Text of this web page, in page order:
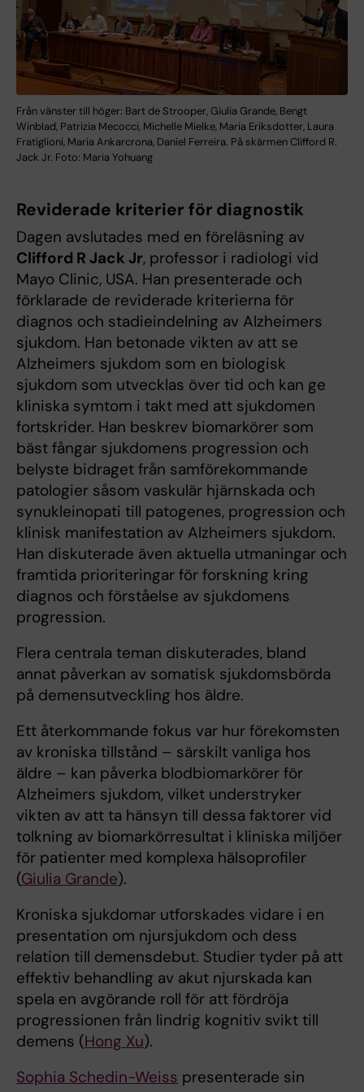
Från vänster till höger: Bart de Strooper, Giulia Grande, Bengt
Winblad, Patrizia Mecocci, Michelle Mielke, Maria Eriksdotter, Laura
Fratiglioni, Maria Ankarcrona, Daniel Ferreira. På skärmen Clifford R.
Jack Jr. Foto: Maria Yohuang
Reviderade kriterier för diagnostik
Dagen avslutades med en föreläsning av
Clifford R Jack Jr, professor i radiologi vid
Mayo Clinic, USA. Han presenterade och
förklarade de reviderade kriterierna för
diagnos och stadieindelning av Alzheimers
sjukdom. Han betonade vikten av att se
Alzheimers sjukdom som en biologisk
sjukdom som utvecklas över tid och kan ge
kliniska symtom i takt med att sjukdomen
fortskrider. Han beskrev biomarkörer som
bäst fångar sjukdomens progression och
belyste bidraget från samförekommande
patologier såsom vaskulär hjärnskada och
synukleinopati till patogenes, progression och
klinisk manifestation av Alzheimers sjukdom.
Han diskuterade även aktuella utmaningar och
framtida prioriteringar för forskning kring
diagnos och förståelse av sjukdomens
progression.
Flera centrala teman diskuterades, bland
annat påverkan av somatisk sjukdomsbörda
på demensutveckling hos äldre.
Ett återkommande fokus var hur förekomsten
av kroniska tillstånd – särskilt vanliga hos
äldre – kan påverka blodbiomarkörer för
Alzheimers sjukdom, vilket understryker
vikten av att ta hänsyn till dessa faktorer vid
tolkning av biomarkörresultat i kliniska miljöer
för patienter med komplexa hälsoprofiler
(Giulia Grande).
Kroniska sjukdomar utforskades vidare i en
presentation om njursjukdom och dess
relation till demensdebut. Studier tyder på att
effektiv behandling av akut njurskada kan
spela en avgörande roll för att fördröja
progressionen från lindrig kognitiv svikt till
demens (Hong Xu).
Sophia Schedin-Weiss presenterade sin